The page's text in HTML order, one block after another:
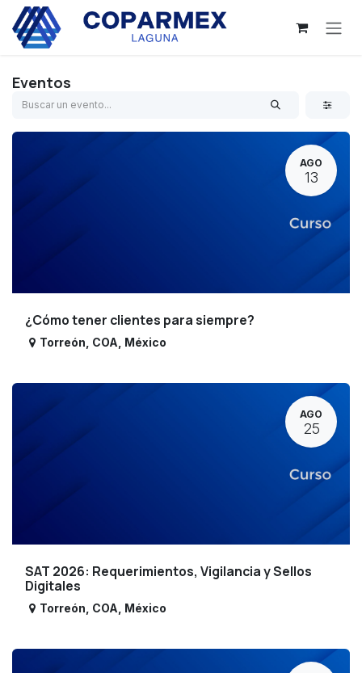
Ir al contenido
Eventos
AGO
13
¿Cómo tener clientes para siempre?
Torreón COA México
AGO
25
SAT 2026: Requerimientos, Vigilancia y Sellos
Digitales
Torreón COA México